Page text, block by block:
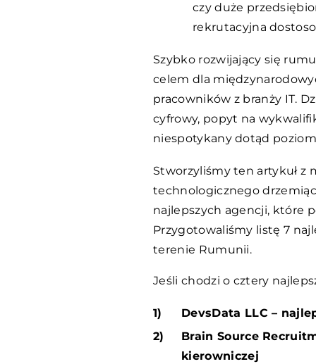
czy duże
rekrutacyjna
Szybko rozwijający się
celem dla
pracowników z branży IT.
cyfrowy, popyt na
niespotykany dotąd
Stworzyliśmy ten artykuł z
technologicznego
najlepszych agencji, które
Przygotowaliśmy listę 7
terenie Rumunii.
Jeśli chodzi o cztery
DevsData LLC –
Brain Source
kierowniczej